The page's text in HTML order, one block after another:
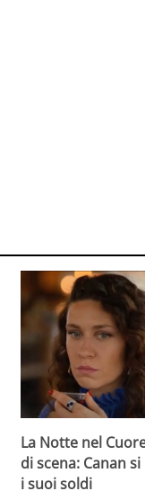
La Notte nel
di scena: Canan
i suoi soldi